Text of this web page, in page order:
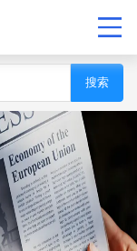
搜索